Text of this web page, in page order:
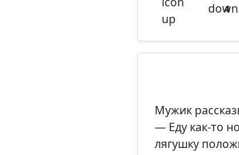
4
Мужик
— Еду как-то
лягушку